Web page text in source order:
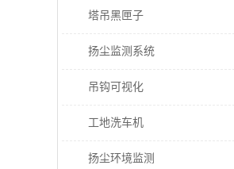
塔吊黑匣子
扬尘监测系统
吊钩可视化
工地洗车机
扬尘环境监测